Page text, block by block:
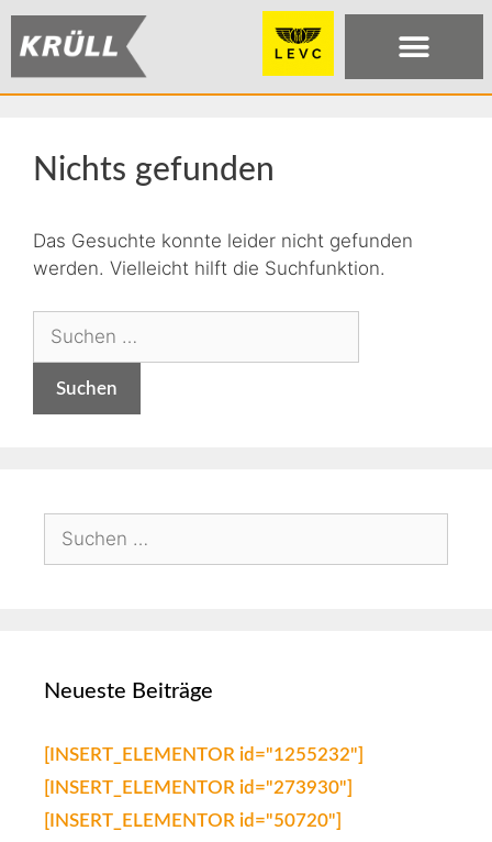
Nichts gefunden
Das Gesuchte konnte leider nicht gefunden
werden. Vielleicht hilft die Suchfunktion.
Neueste Beiträge
[INSERT_ELEMENTOR id="1255232"]
[INSERT_ELEMENTOR id="273930"]
[INSERT_ELEMENTOR id="50720"]